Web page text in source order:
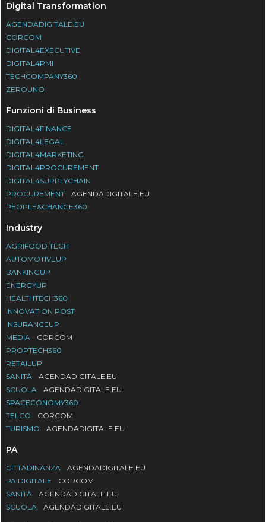
Digital Transformation
AGENDADIGITALE.EU
CORCOM
DIGITAL4EXECUTIVE
DIGITAL4PMI
TECHCOMPANY360
ZEROUNO
Funzioni di Business
DIGITAL4FINANCE
DIGITAL4LEGAL
DIGITAL4MARKETING
DIGITAL4PROCUREMENT
DIGITAL4SUPPLYCHAIN
PROCUREMENT
AGENDADIGITALE.EU
PEOPLE&CHANGE360
Industry
AGRIFOOD.TECH
AUTOMOTIVEUP
BANKINGUP
ENERGYUP
HEALTHTECH360
INNOVATION POST
INSURANCEUP
MEDIA
CORCOM
PROPTECH360
RETAILUP
SANITÀ
AGENDADIGITALE.EU
SCUOLA
AGENDADIGITALE.EU
SPACECONOMY360
TELCO
CORCOM
TURISMO
AGENDADIGITALE.EU
PA
CITTADINANZA
AGENDADIGITALE.EU
PA DIGITALE
CORCOM
SANITÀ
AGENDADIGITALE.EU
SCUOLA
AGENDADIGITALE.EU